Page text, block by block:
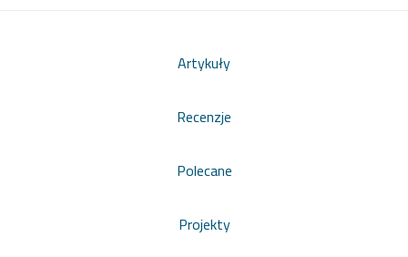
Artykuły
Recenzje
Polecane
Projekty